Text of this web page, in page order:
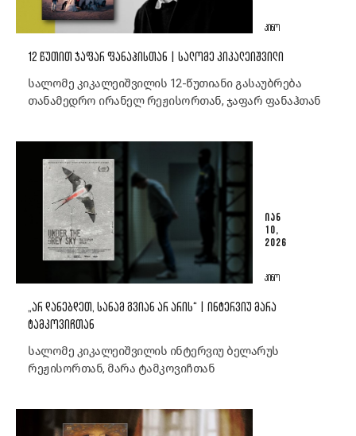
ᲙᲘᲜᲝ
12 ᲬᲣᲗᲘᲗ ᲯᲐᲤᲐᲠ ᲤᲐᲜᲐᲰᲘᲡᲗᲐᲜ | ᲡᲐᲚᲝᲛᲔ ᲙᲘᲙᲐᲚᲔᲘᲨᲕᲘᲚᲘ
სალომე კიკალეიშვილის 12-წუთიანი გასაუბრება
თანამედრო ირანელ რეჟისორთან, ჯაფარ ფანაჰთან
ᲘᲐᲜ
10,
2026
ᲙᲘᲜᲝ
„ᲐᲠ ᲓᲐᲜᲔᲑᲓᲔᲗ, ᲡᲐᲜᲐᲛ ᲒᲕᲘᲐᲜ ᲐᲠ ᲐᲠᲘᲡ“ | ᲘᲜᲢᲔᲠᲕᲘᲣ ᲛᲐᲠᲐ
ᲢᲐᲛᲙᲝᲕᲘᲩᲗᲐᲜ
სალომე კიკალეიშვილის ინტერვიუ ბელარუს
რეჟისორთან, მარა ტამკოვიჩთან